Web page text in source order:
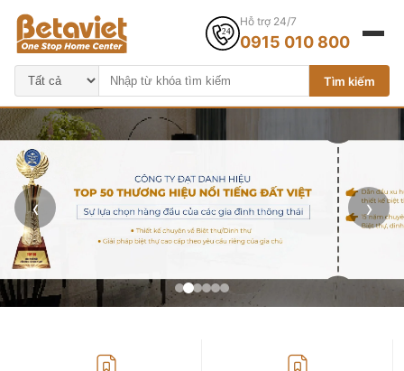
Tìm kiếm
Hỗ trợ 24/7
0915 010 800
‹ ›